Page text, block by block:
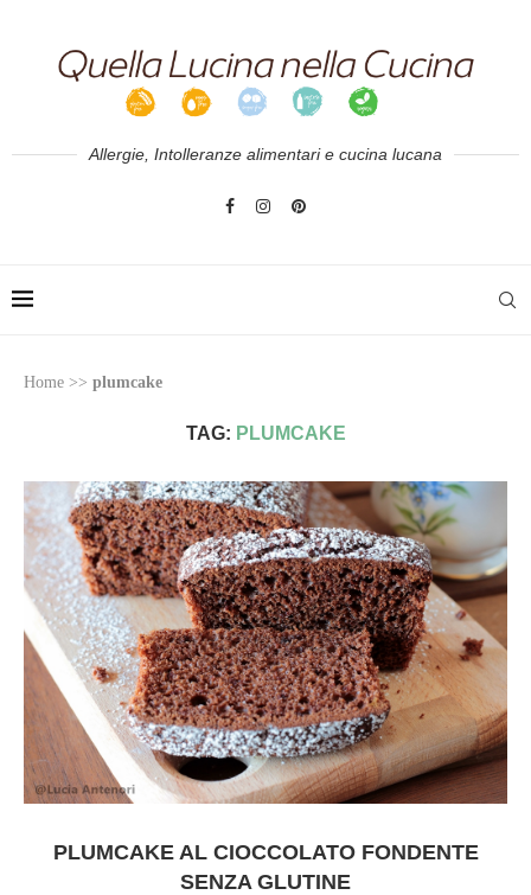
Allergie, Intolleranze alimentari e cucina lucana
Home >> plumcake
TAG: PLUMCAKE
PLUMCAKE AL CIOCCOLATO FONDENTE
SENZA GLUTINE